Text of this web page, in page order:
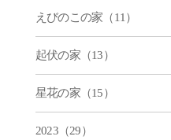
えびのこの家（11）
起伏の家（13）
星花の家（15）
2023（29）